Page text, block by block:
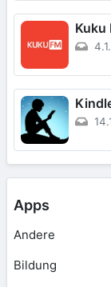
Kuku
Apps
Andere
Bildung